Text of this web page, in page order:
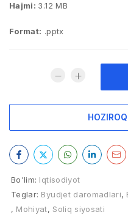
Hajmi: 3.12 MB
Format: .pptx
Bo'lim: Iqtisodiyot
Teglar: Byudjet daromadlari,
, Mohiyat, Soliq siyosati